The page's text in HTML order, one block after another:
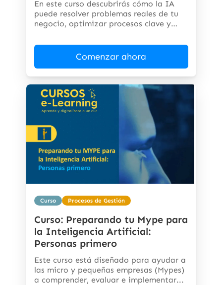
En este curso descubrirás cómo la IA
puede resolver problemas reales de tu
negocio, optimizar procesos clave y
Comenzar ahora
Curso Procesos de Gestión
Curso: Preparando tu Mype para
la Inteligencia Artificial:
Personas primero
Este curso está diseñado para ayudar a
las micro y pequeñas empresas (Mypes)
a comprender, evaluar e implementar...